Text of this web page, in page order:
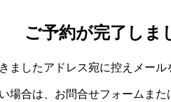
ご予約が完了しま
ましたアドレス宛に控えメール
場合は、お問合せフォームまた